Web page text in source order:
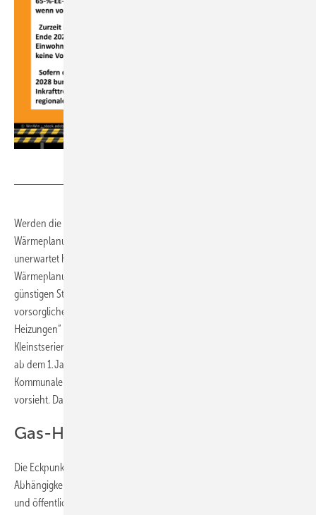
Werden die Eckpunkte umgesetzt, wird die jeweilige Kommunale
Wärmeplanung bei Gas-Heizungsbesitzern jedenfalls eine bisher
unerwartet hohe Aufmerksamkeit erfahren. Solange die Kommunale
Wärmeplanung nicht vorliegt, kann auch ein Heizungstausch mit einer
günstigen Standard-Gas-Heizung vorgenommen werden. Der
vorsorgliche Austausch gegen eine „auf Wasserstoff umrüstbare Gas-
Heizungen“ wäre auch kaum realistisch, bisher werden sie nur in
Kleinstserien produziert. Gas-Heizungen ohne diese Fähigkeit dürfen
ab dem 1. Januar 2024 auch eingebaut werden, wenn bereits eine
Kommunale Wärmeplanung vorliegt, die kein klimaneutrales Gasnetz
vorsieht. Dann sind aber Brennstoffanforderungen zu erfüllen.
Gas-Heizungen
Die Eckpunkte staffeln die Anforderungen bei Gas-Heizungen in
Abhängigkeit von der Kommunalen Wärmeplanung, wobei private
und öffentliche Gebäude gleichbehandelt werden sollen.